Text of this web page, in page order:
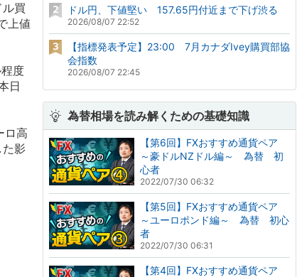
買
上値
度
日
ロ高
た影
ドル円、下値堅い 157.65円付近まで下げ渋る
2026/08/07 22:52
【指標発表予定】23:00 7月カナダIvey購買部協
会指数
2026/08/07 22:45
為替相場を読み解くための基礎知識
【第6回】FXおすすめ通貨ペア
～豪ドルNZドル編～ 為替 初
心者
2022/07/30 06:32
【第5回】FXおすすめ通貨ペア
～ユーロポンド編～ 為替 初心
者
2022/07/30 06:31
【第4回】FXおすすめ通貨ペア